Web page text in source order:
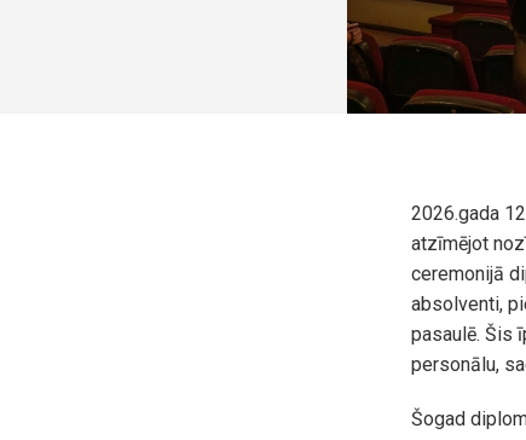
2026.gada
atzīmējot
ceremonijā
absolventi,
pasaulē. Šis
personālu,
Šogad